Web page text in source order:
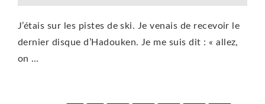
J’étais sur les pistes de ski. Je venais de recevoir le
dernier disque d’Hadouken. Je me suis dit : « allez,
on …